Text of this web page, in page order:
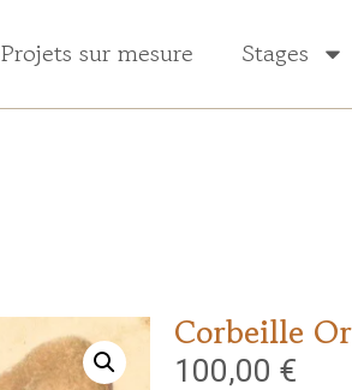
Projets sur mesure Stages
Corbeille
100,00 €